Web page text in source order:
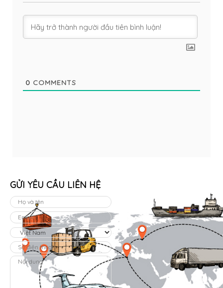
0 COMMENTS
GỬI YÊU CẦU LIÊN HỆ